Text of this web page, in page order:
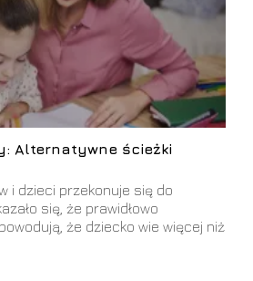
Alternatywne ścieżki
i dzieci przekonuje się do
się, że prawidłowo
że dziecko wie więcej niż